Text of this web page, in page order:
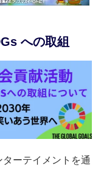
への取組
ーテイメントを通